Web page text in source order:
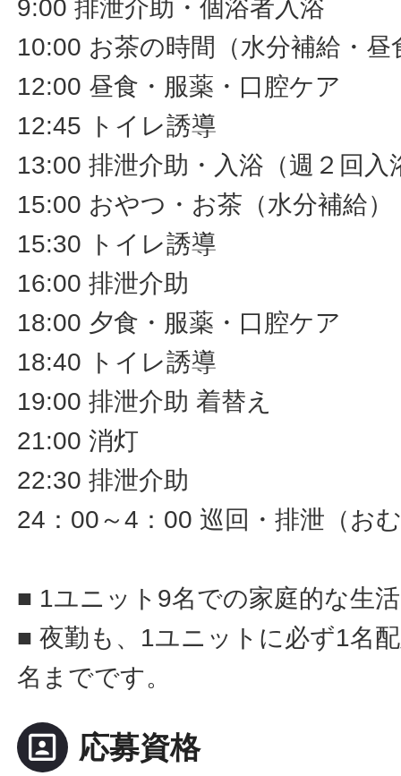
9:00 排泄介助・個浴者入浴
10:00 お茶の時間（水分補給・昼
12:00 昼食・服薬・口腔ケア
12:45 トイレ誘導
13:00 排泄介助・入浴（週２回入
15:00 おやつ・お茶（水分補給）
15:30 トイレ誘導
16:00 排泄介助
18:00 夕食・服薬・口腔ケア
18:40 トイレ誘導
19:00 排泄介助 着替え
21:00 消灯
22:30 排泄介助
24：00～4：00 巡回・排泄（お
■ 1ユニット9名での家庭的な生
■ 夜勤も、1ユニットに必ず1名
名までです。
portrait 応募資格